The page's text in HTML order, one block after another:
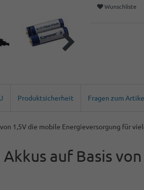
Wunschliste
Produktsicherheit Fragen zum
1,5V die mobile Energieversorgung für
auf Basis